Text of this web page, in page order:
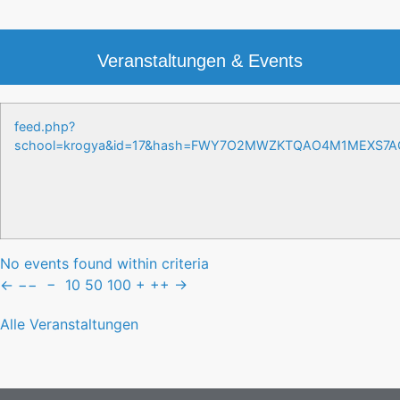
Veranstaltungen & Events
feed.php?
No events found within criteria
← −− − 10 50 100 + ++ →
Alle Veranstaltungen